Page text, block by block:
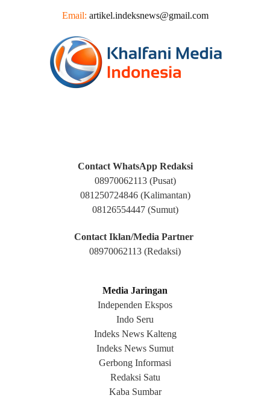
Email: artikel.indeksnews@gmail.com
Contact WhatsApp Redaksi
08970062113 (Pusat)
081250724846 (Kalimantan)
08126554447 (Sumut)
Contact Iklan/Media Partner
08970062113 (Redaksi)
Media Jaringan
Independen Ekspos
Indo Seru
Indeks News Kalteng
Indeks News Sumut
Gerbong Informasi
Redaksi Satu
Kaba Sumbar